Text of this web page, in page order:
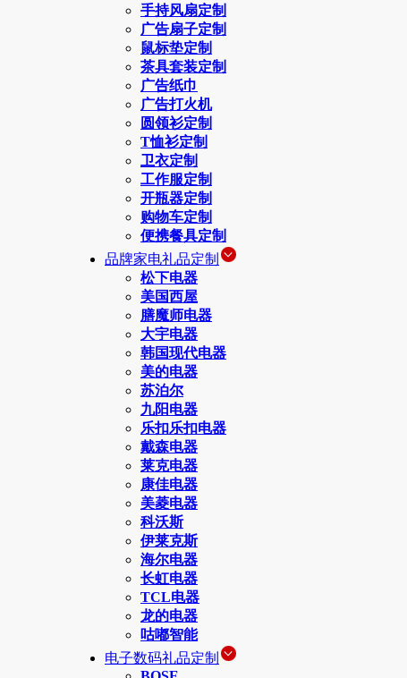
手持风扇定制
广告扇子定制
鼠标垫定制
茶具套装定制
广告纸巾
广告打火机
圆领衫定制
T恤衫定制
卫衣定制
工作服定制
开瓶器定制
购物车定制
便携餐具定制
品牌家电礼品定制
松下电器
美国西屋
膳魔师电器
大宇电器
韩国现代电器
美的电器
苏泊尔
九阳电器
乐扣乐扣电器
戴森电器
莱克电器
康佳电器
美菱电器
科沃斯
伊莱克斯
海尔电器
长虹电器
TCL电器
龙的电器
咕嘟智能
电子数码礼品定制